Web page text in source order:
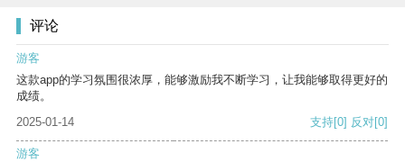
评论
游客
这款app的学习氛围很浓厚，能够激励我不断学习，让我能够取得更好的
成绩。
2025-01-14
支持[0] 反对[0]
游客